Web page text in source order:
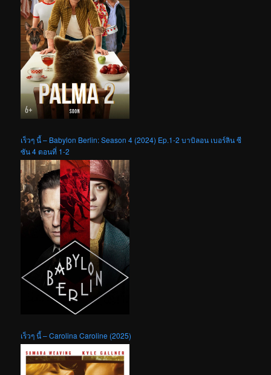
เร็วๆ นี้ – Babylon Berlin: Season 4 (2024) Ep.1-2 บาบิลอน เบอร์ลิน ซี
ซัน 4 ตอนที่ 1-2
เร็วๆ นี้ – Carolina Caroline (2025)